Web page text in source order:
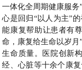
一体化全周期健康服
心是回归“以人为主”
能康复帮助让患者有
命，康复给生命以岁
生命质量。医院创新
经、心脏等十余个康